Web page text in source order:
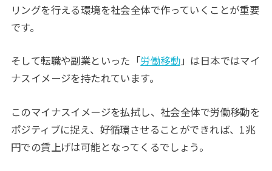
リングを行える環境を社会全体で作っていくことが重要
です。
そして転職や副業といった「労働移動」は日本ではマイ
ナスイメージを持たれています。
このマイナスイメージを払拭し、社会全体で労働移動を
ポジティブに捉え、好循環させることができれば、1兆
円での賃上げは可能となってくるでしょう。